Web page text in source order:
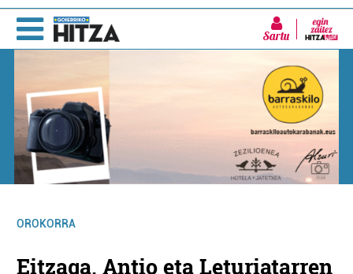
Sartu
OROKORRA
Eitzaga, Antio eta Leturiatarren